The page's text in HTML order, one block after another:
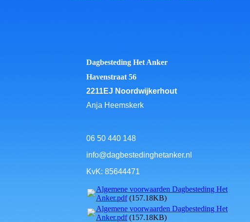
Dagbesteding Het Anker
Havenstraat 56
2211EJ Noordwijkerhout
Anja Heemskerk
06 50 440 148
info@dagbestedinghetanker.nl
KvK: 85644471
Algemene voorwaarden Dagbesteding Het
Anker.pdf(157.18KB)
Algemene voorwaarden Dagbesteding Het
Anker.pdf(157.18KB)